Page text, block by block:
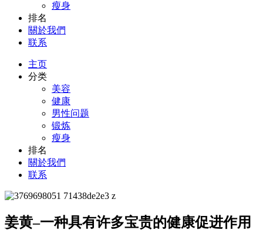
瘦身
排名
關於我們
联系
主页
分类
美容
健康
男性问题
锻炼
瘦身
排名
關於我們
联系
姜黄–一种具有许多宝贵的健康促进作用